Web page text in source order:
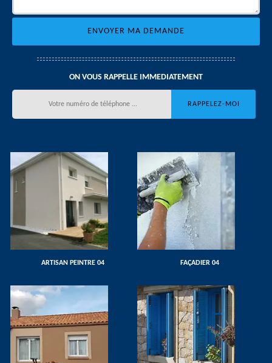
ON VOUS RAPPELLE IMMEDIATEMENT
ARTISAN PEINTRE 04 FAÇADIER 04